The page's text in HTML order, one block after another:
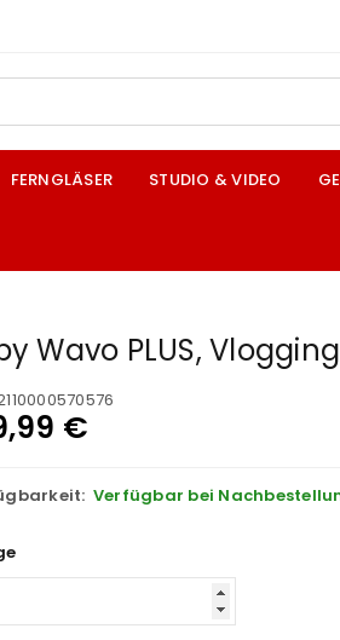
FERNGLÄSER STUDIO & VIDEO
Wavo PLUS,
€
Verfügbar bei